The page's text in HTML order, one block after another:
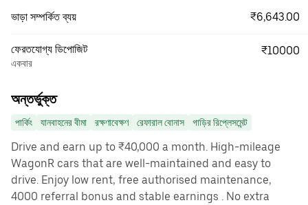
ভাড়া সম্পর্কিত ব্যয় ₹6,643.00
ফেরতযোগ্য ডিপোজিট
একবার
₹10000
অন্তর্ভুক্ত
পার্কিং যানবাহনের বীমা রক্ষণাবেক্ষণ রেফারাল বোনাস গাড়ির রিপ্লেসমেন্ট
Drive and earn up to ₹40,000 a month. High-mileage
WagonR cars that are well-maintained and easy to
drive. Enjoy low rent, free authorised maintenance,
4000 referral bonus and stable earnings . No extra